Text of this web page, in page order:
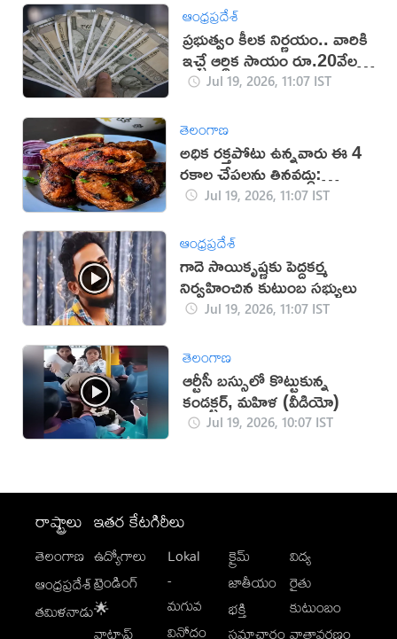
ఆంధ్రప్రదేశ్
ప్రభుత్వం కీలక నిర్ణయం.. వారికి
ఇచ్చే ఆర్థిక సాయం రూ.20వేలకు
పెంపు!Jul 19, 2026, 11:07 IST
తెలంగాణ
అధిక రక్తపోటు ఉన్నవారు ఈ 4
రకాల చేపలను తినవద్దు:
నిపుణులు
Jul 19, 2026, 11:07 IST
ఆంధ్రప్రదేశ్
గాదె సాయికృష్ణకు పెద్దకర్మ
నిర్వహించిన కుటుంబ సభ్యులు
Jul 19, 2026, 11:07 IST
తెలంగాణ
ఆర్టీసీ బస్సులో కొట్టుకున్న
కండక్టర్, మహిళ (వీడియో)
Jul 19, 2026, 10:07 IST
రాష్ట్రాలు
తెలంగాణ
ఆంధ్రప్రదేశ్
తమిళనాడు
ఇతర కేటగిరీలు
ఉద్యోగాలు
ట్రెండింగ్
🌟
Lokal
-
మగువ
వినోదం
క్రైమ్
జాతీయం
భక్తి
విద్య
రైతు
కుటుంబం